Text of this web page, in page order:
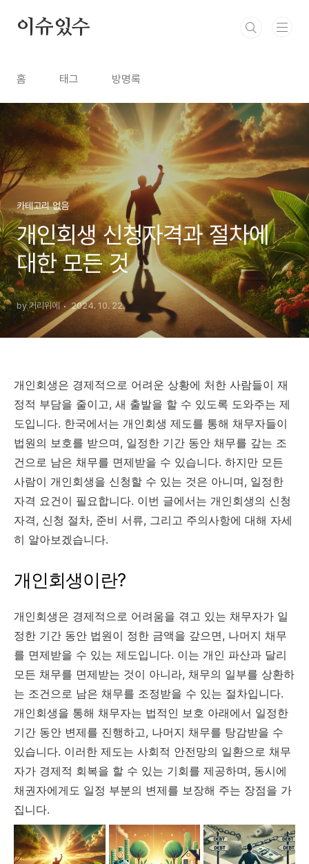
이슈있수
홈 태그 방명록
카테고리 없음
개인회생 신청자격과 절차에
대한 모든 것
by 거리위에 2024. 10. 22.
개인회생은 경제적으로 어려운 상황에 처한 사람들이 재
정적 부담을 줄이고, 새 출발을 할 수 있도록 도와주는 제
도입니다. 한국에서는 개인회생 제도를 통해 채무자들이
법원의 보호를 받으며, 일정한 기간 동안 채무를 갚는 조
건으로 남은 채무를 면제받을 수 있습니다. 하지만 모든
사람이 개인회생을 신청할 수 있는 것은 아니며, 일정한
자격 요건이 필요합니다. 이번 글에서는 개인회생의 신청
자격, 신청 절차, 준비 서류, 그리고 주의사항에 대해 자세
히 알아보겠습니다.
개인회생이란?
개인회생은 경제적으로 어려움을 겪고 있는 채무자가 일
정한 기간 동안 법원이 정한 금액을 갚으면, 나머지 채무
를 면제받을 수 있는 제도입니다. 이는 개인 파산과 달리
모든 채무를 면제받는 것이 아니라, 채무의 일부를 상환하
는 조건으로 남은 채무를 조정받을 수 있는 절차입니다.
개인회생을 통해 채무자는 법적인 보호 아래에서 일정한
기간 동안 변제를 진행하고, 나머지 채무를 탕감받을 수
있습니다. 이러한 제도는 사회적 안전망의 일환으로 채무
자가 경제적 회복을 할 수 있는 기회를 제공하며, 동시에
채권자에게도 일정 부분의 변제를 보장해 주는 장점을 가
집니다.